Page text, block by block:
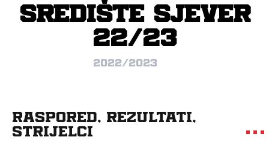
SREDIŠTE SJEVER
22/23
2022/2023
Raspored, rezultati,
strijelci